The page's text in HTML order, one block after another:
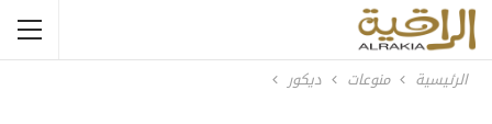
الرئيسية منوعات ديكور